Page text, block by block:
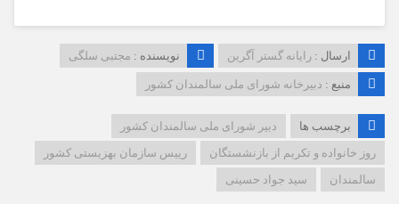
ارسال : رایانه گستر آگرین نویسنده : مجتبی سلگی
منبع : دبیرخانه شورای ملی سالمندان کشور
برچسب ها
دبیر شورای ملی سالمندان کشور
روز خانواده و تکریم از بازنشستگان
رییس سازمان بهزیستی کشور
سالمندان
سید جواد حسینی